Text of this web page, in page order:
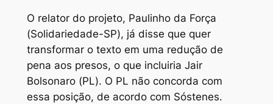
O relator do projeto, Paulinho da Força
(Solidariedade-SP), já disse que quer
transformar o texto em uma redução de
pena aos presos, o que incluiria Jair
Bolsonaro (PL). O PL não concorda com
essa posição, de acordo com Sóstenes.